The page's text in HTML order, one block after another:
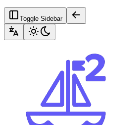
Toggle Sidebar